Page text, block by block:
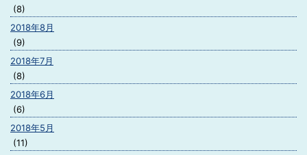
(8)
2018年8月
(9)
2018年7月
(8)
2018年6月
(6)
2018年5月
(11)